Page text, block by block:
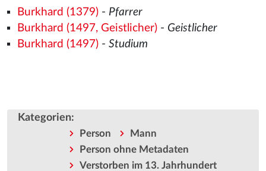
Burkhard (1379)- Pfarrer
Burkhard (1497, Geistlicher)- Geistlicher
Burkhard (1497)- Studium
Kategorien:
Person
Mann
Person ohne Metadaten
Verstorben im 13. Jahrhundert